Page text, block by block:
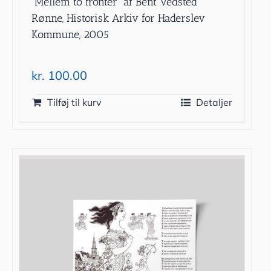
Rønne, Historisk Arkiv for Haderslev
Kommune, 2005
kr. 100.00
Tilføj til kurv Detaljer